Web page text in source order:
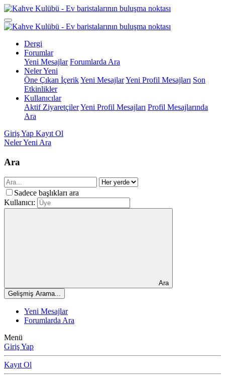
Dergi
Forumlar
Yeni Mesajlar Forumlarda Ara
Neler Yeni
Öne Çıkan İçerikYeni MesajlarYeni Profil Mesajları Son
Etkinlikler
Kullanıcılar
Aktif ZiyaretçilerYeni Profil Mesajları Profil Mesajlarında
Ara
Giriş Yap Kayıt Ol
Neler Yeni Ara
Ara
Sadece başlıkları ara
Kullanıcı:
Ara
Gelişmiş Arama...
Yeni Mesajlar
Forumlarda Ara
Menü
Giriş Yap
Kayıt Ol